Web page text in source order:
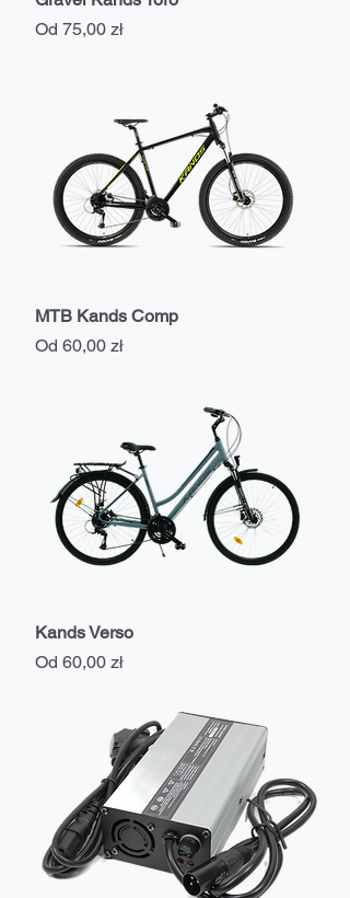
Od 75,00 zł
Cena rabatowa
MTB Kands Comp
Od 60,00 zł
Cena rabatowa
Kands Verso
Od 60,00 zł
Cena rabatowa